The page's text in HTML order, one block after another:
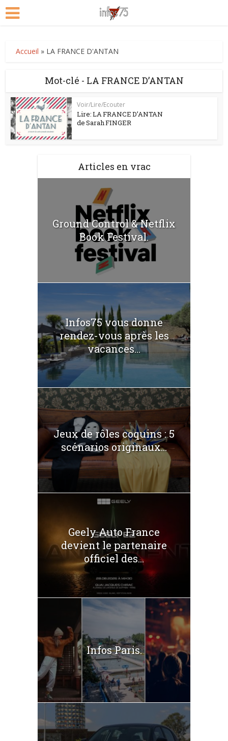
Accueil » LA FRANCE D'ANTAN
Mot-clé - LA FRANCE D’ANTAN
Voir/Lire/Ecouter
Lire: LA FRANCE D’ANTAN
de Sarah FINGER
Articles en vrac
Ground Control & Netflix
Book Festival.
Infos75 vous donne
rendez-vous après les
vacances...
Jeux de rôles coquins : 5
scénarios originaux...
Geely Auto France
devient le partenaire
officiel des...
Infos Paris.